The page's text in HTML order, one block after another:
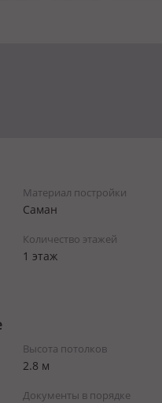
Материал постройки
Саман
Количество этажей
1 этаж
Высота потолков
2.8 м
Документы в порядке